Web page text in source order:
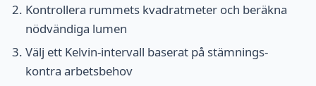
Kontrollera rummets kvadratmeter och beräkna
nödvändiga lumen
Välj ett Kelvin-intervall baserat på stämnings-
kontra arbetsbehov